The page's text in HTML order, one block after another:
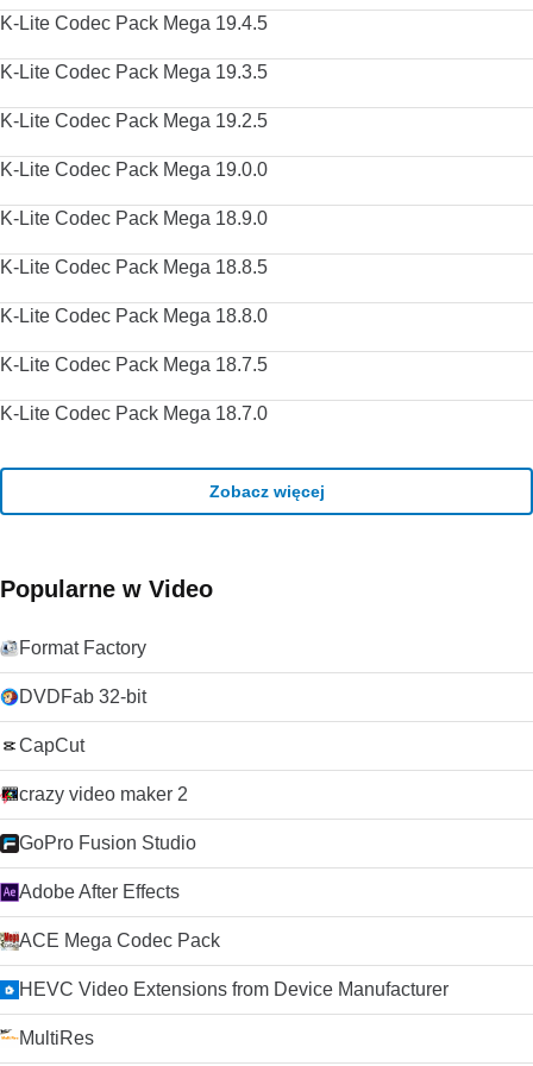
K-Lite Codec Pack Mega 19.4.5
K-Lite Codec Pack Mega 19.3.5
K-Lite Codec Pack Mega 19.2.5
K-Lite Codec Pack Mega 19.0.0
K-Lite Codec Pack Mega 18.9.0
K-Lite Codec Pack Mega 18.8.5
K-Lite Codec Pack Mega 18.8.0
K-Lite Codec Pack Mega 18.7.5
K-Lite Codec Pack Mega 18.7.0
Zobacz więcej
Popularne w Video
Format Factory
DVDFab 32-bit
CapCut
crazy video maker 2
GoPro Fusion Studio
Adobe After Effects
ACE Mega Codec Pack
HEVC Video Extensions from Device Manufacturer
MultiRes